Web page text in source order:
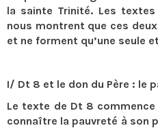
la sainte Trinité. Les
nous montrent que ces
et ne forment qu’une seule
I/ Dt 8 et le don du Père : le
Le texte de Dt 8
connaître la pauvreté à son